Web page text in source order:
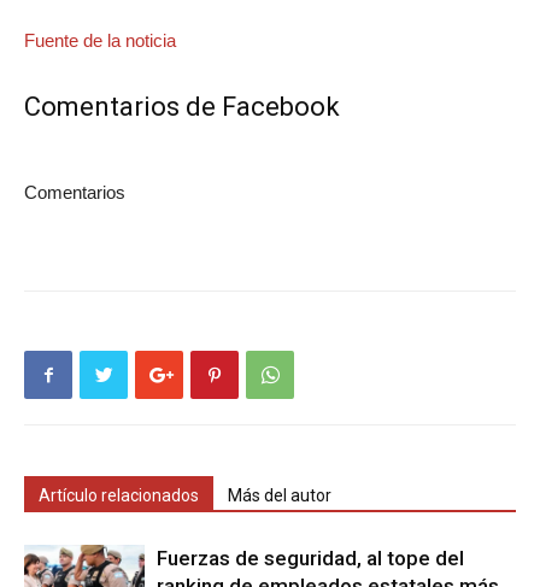
Fuente de la noticia
Comentarios de Facebook
Comentarios
Artículo relacionados Más del autor
Fuerzas de seguridad, al tope del